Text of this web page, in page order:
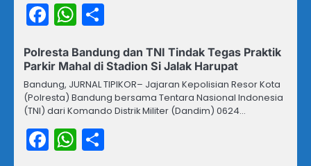
Facebook
WhatsApp
Polresta Bandung dan TNI Tindak Tegas Praktik
Parkir Mahal di Stadion Si Jalak Harupat
Bandung, JURNAL TIPIKOR– Jajaran Kepolisian Resor Kota
(Polresta) Bandung bersama Tentara Nasional Indonesia
(TNI) dari Komando Distrik Militer (Dandim) 0624…
Facebook
WhatsApp